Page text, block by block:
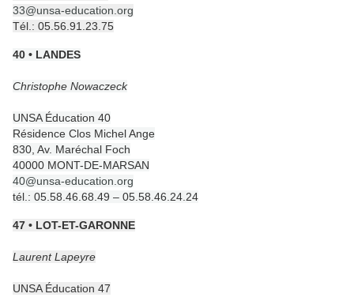
33@unsa-education.org
Tél.: 05.56.91.23.75
40 • LANDES
Christophe Nowaczeck
UNSA Éducation 40
Résidence Clos Michel Ange
830, Av. Maréchal Foch
40000 MONT-DE-MARSAN
40@unsa-education.org
tél.: 05.58.46.68.49 – 05.58.46.24.24
47 • LOT-ET-GARONNE
Laurent Lapeyre
UNSA Éducation 47